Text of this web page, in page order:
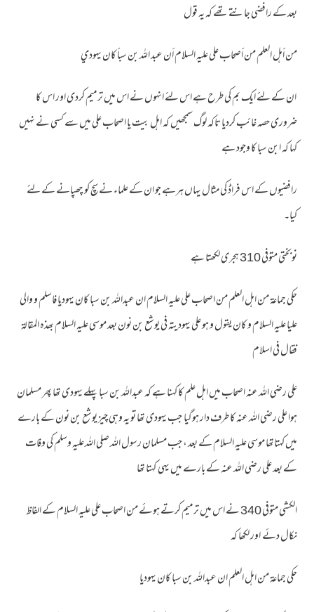
بعد کے رافضی جانتے تھے کہ یہ قول
من أهل العلم من أصحاب علي عليه السلام أن عبد الله بن سبأ كان يهودي
ان کے لئے ایک بم کی طرح ہے اس لئے انہوں نے اس میں ترمیم کردی اور اس کا
ضروری حصہ غائب کردیا تاکہ لوگ سمجھیں کہ اہل بیت یا اصحاب علی میں سے کسی نے نہیں
کہا کہ ابن سبا کا وجود ہے
رافضیوں کے اس فراڈ کی مثال یہاں ہرہے جو ان کے علماء نے سچ کو چھپانے کے لئے
کیا۔
نوبختی متوفی 310 ہجری لکھتا ہے
حکی جماعۃ من اہل العلم من اصحاب علی علیہ السلام ان عبداللہ بن سبا کان یہودیا فاسلم و والی
علیا علیہ السلام و کان یقول و ہو علی یہودیتہ فی یوشع بن نون بعد موسی علیہ السلام بھذہ المقالۃ
فقال فی اسلام
علی رضی اللہ عنہ اصحاب میں اہل علم کا کہنا ہے کہ عبداللہ بن سبا پہلے یہودی تھا پھر مسلمان
ہوا علی رضی اللہ عنہ کا طرف دار ہوگیا جب یہودی تھا تو یہ وہی چیز یوشع بن نون کے بارے
میں کہتاتھا موسی علیہ السلام کے بعد ، جب مسلمان رسول اللہ صلی اللہ علیہ وسلم کی وفات
کے بعد علی رضی اللہ عنہ کے بارے میں یہی کہتا تھا
الکشی متوفی 340 نے اس میں ترمیم کرتے ہوئے من اصحاب علی علیہ السلام کے الفاظ
نکال دئے اور لکھا کہ
حکی جماعۃ من اہل العلم ان عبداللہ بن سبا کان یہودیا